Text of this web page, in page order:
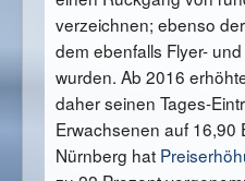
verzeichnen; ebenso der
dem ebenfalls Flyer-
wurden. Ab 2016
daher seinen Tages-
Erwachsenen auf 16,90
Nürnberg hat